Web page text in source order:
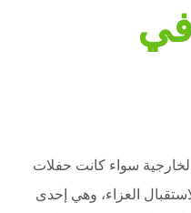
في
سواء كانت حفلات
العزاء، وهي إحدى